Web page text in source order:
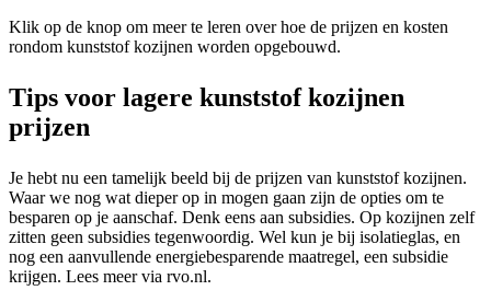
Klik op de knop om meer te leren over hoe de prijzen en kosten
rondom kunststof kozijnen worden opgebouwd.
Tips voor lagere kunststof kozijnen
prijzen
Je hebt nu een tamelijk beeld bij de prijzen van kunststof kozijnen.
Waar we nog wat dieper op in mogen gaan zijn de opties om te
besparen op je aanschaf. Denk eens aan subsidies. Op kozijnen zelf
zitten geen subsidies tegenwoordig. Wel kun je bij isolatieglas, en
nog een aanvullende energiebesparende maatregel, een subsidie
krijgen. Lees meer via rvo.nl.